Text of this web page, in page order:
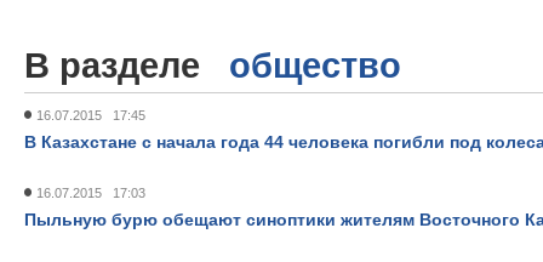
В разделе общество
16.07.2015 17:45
В Казахстане с начала года 44 человека погибли под
16.07.2015 17:03
Пыльную бурю обещают синоптики жителям Восточного